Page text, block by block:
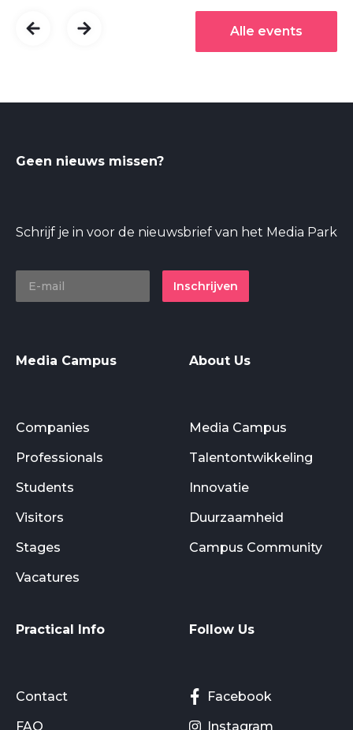
Alle events
Geen nieuws missen?
Schrijf je in voor de nieuwsbrief van het Media Park
Inschrijven
Media Campus
Companies
Professionals
Students
Visitors
Stages
Vacatures
About Us
Media Campus
Talentontwikkeling
Innovatie
Duurzaamheid
Campus Community
Practical Info
Contact
FAQ
Follow Us
Facebook
Instagram